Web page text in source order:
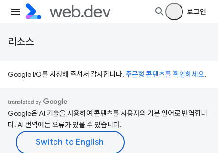
로그인
리소스
Google I/O를 시청해 주셔서 감사합니다. 주문형 콘텐츠를 확인하세요.
Google은 AI 기술을 사용하여 콘텐츠를 사용자의 기본 언어로 번역합니
다. AI 번역에는 오류가 있을 수 있습니다.